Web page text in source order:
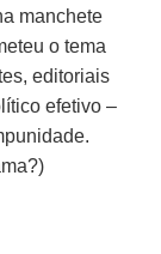
manchete
o tema
editoriais
efetivo –